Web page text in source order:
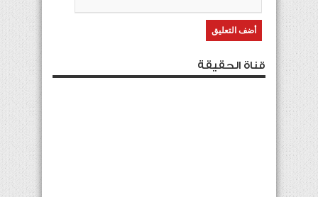
قناة الحقيقة